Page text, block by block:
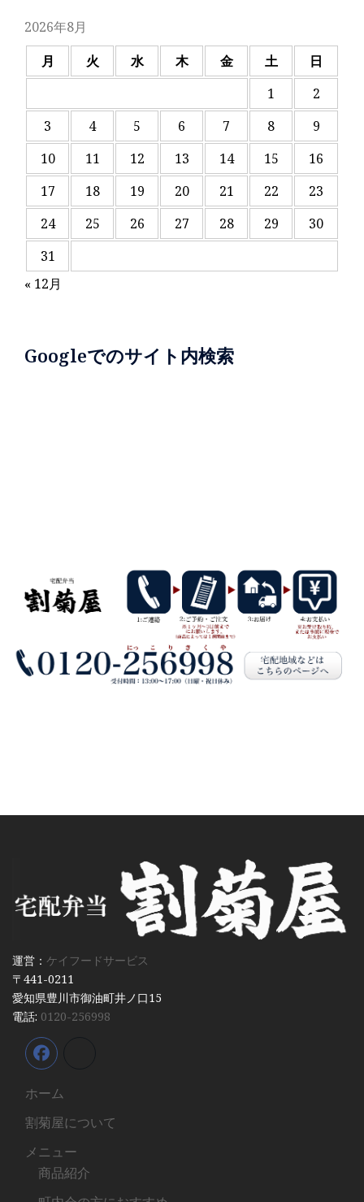
2026年8月
月
火 水 木 金 土
日
1
2
3
4 5 6 7 8
9
10
11 12 13 14 15
16
17
18 19 20 21 22
23
24
25 26 27 28 29
30
31
« 12月
Googleでのサイト内検索
運営： ケイフードサービス
〒441-0211
愛知県豊川市御油町井ノ口15
電話: 0120-256998
ホーム
割菊屋について
メニュー
商品紹介